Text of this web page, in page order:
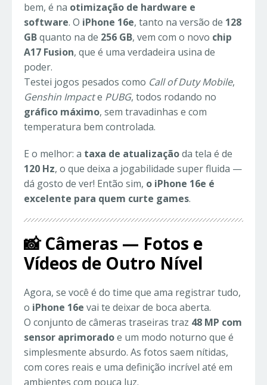
bem, é na otimização de hardware e
software. O iPhone 16e, tanto na versão de 128
GBquanto na de 256 GB, vem com o novo chip
A17 Fusion, que é uma verdadeira usina de
poder.
Testei jogos pesados como Call of Duty Mobile,
Genshin Impacte PUBG, todos rodando no
gráfico máximo, sem travadinhas e com
temperatura bem controlada.
E o melhor: a taxa de atualizaçãoda tela é de
120 Hz, o que deixa a jogabilidade super fluida —
dá gosto de ver! Então sim, o iPhone 16e é
excelente para quem curte games.
📸 Câmeras — Fotos e
Vídeos de Outro Nível
Agora, se você é do time que ama registrar tudo,
o iPhone 16e vai te deixar de boca aberta.
O conjunto de câmeras traseiras traz 48 MP com
sensor aprimoradoe um modo noturno que é
simplesmente absurdo. As fotos saem nítidas,
com cores reais e uma definição incrível até em
ambientes com pouca luz.